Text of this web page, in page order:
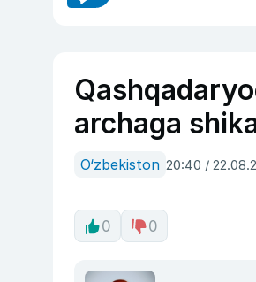
archaga
O‘zbekiston 20:40 /
0 0